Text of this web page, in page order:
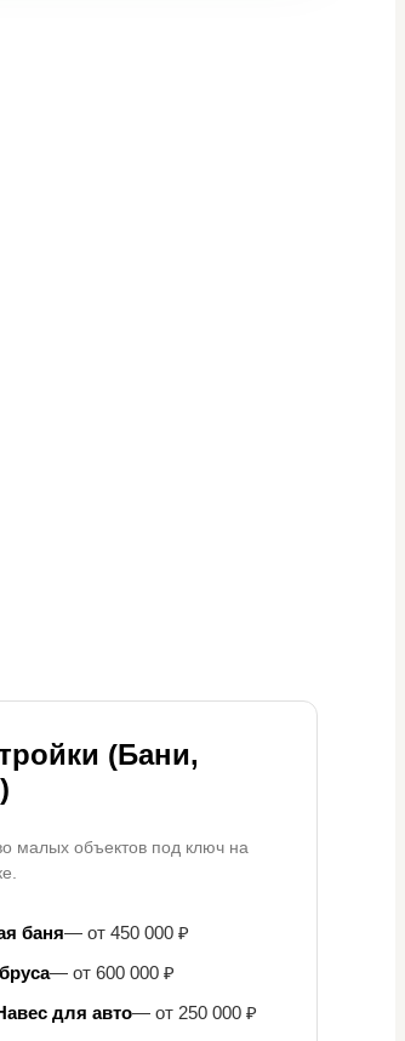
(Бани,
малых объектов под ключ на
баня— от 450 000 ₽
— от 600 000 ₽
для авто— от 250 000 ₽